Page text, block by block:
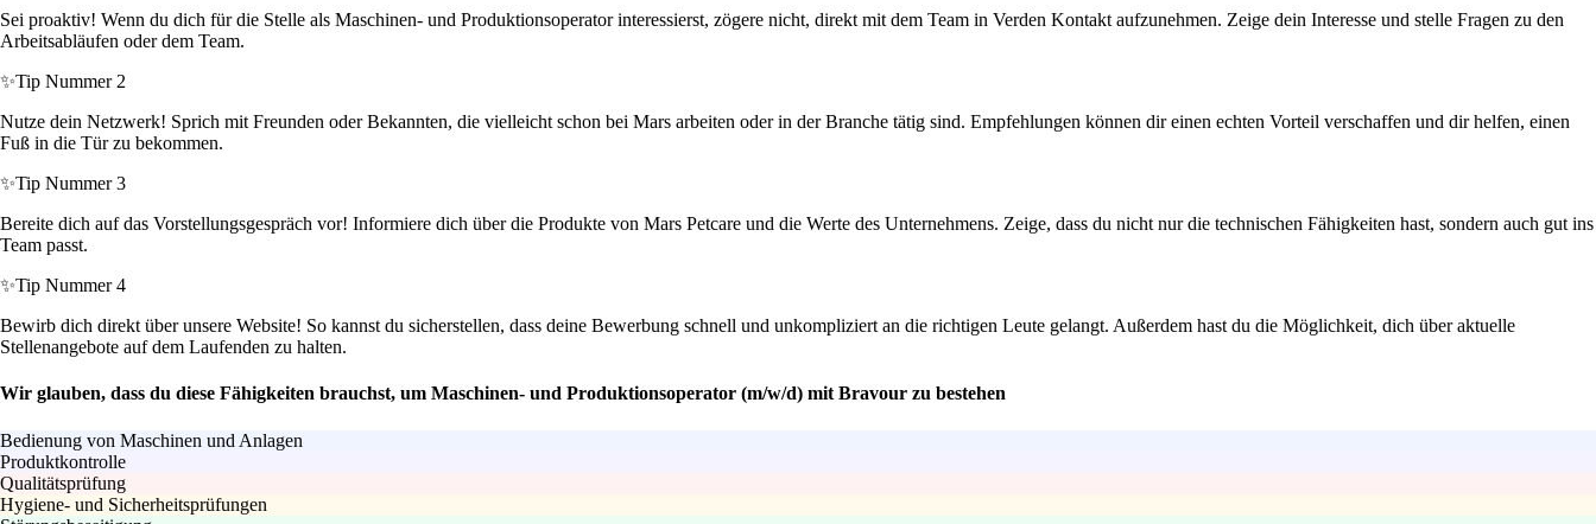
Sei proaktiv! Wenn du dich für die Stelle als Maschinen- und Produktionsoperator interessierst, zögere nicht, direkt mit dem Team in Verden Kontakt aufzunehmen. Zeige dein Interesse und stelle Fragen zu den
Arbeitsabläufen oder dem Team.
✨Tip Nummer 2
Nutze dein Netzwerk! Sprich mit Freunden oder Bekannten, die vielleicht schon bei Mars arbeiten oder in der Branche tätig sind. Empfehlungen können dir einen echten Vorteil verschaffen und dir helfen, einen
Fuß in die Tür zu bekommen.
✨Tip Nummer 3
Bereite dich auf das Vorstellungsgespräch vor! Informiere dich über die Produkte von Mars Petcare und die Werte des Unternehmens. Zeige, dass du nicht nur die technischen Fähigkeiten hast, sondern auch gut ins
Team passt.
✨Tip Nummer 4
Bewirb dich direkt über unsere Website! So kannst du sicherstellen, dass deine Bewerbung schnell und unkompliziert an die richtigen Leute gelangt. Außerdem hast du die Möglichkeit, dich über aktuelle
Stellenangebote auf dem Laufenden zu halten.
Wir glauben, dass du diese Fähigkeiten brauchst, um Maschinen- und Produktionsoperator (m/w/d) mit Bravour zu bestehen
Bedienung von Maschinen und Anlagen
Produktkontrolle
Qualitätsprüfung
Hygiene- und Sicherheitsprüfungen